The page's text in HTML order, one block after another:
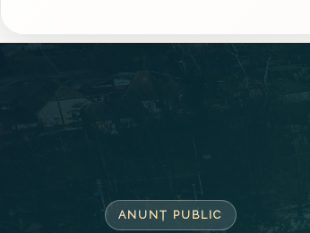
ANUNȚ PUBLIC